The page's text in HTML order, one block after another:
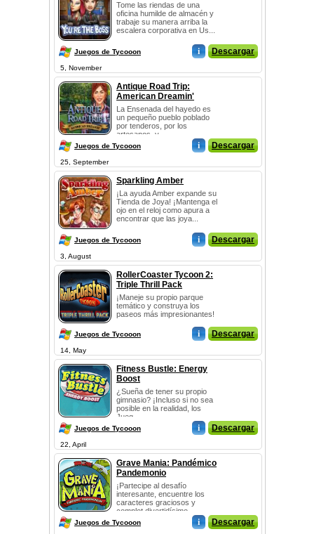
Tome las riendas de una
oficina humilde de almacén y
trabaje su manera arriba la
escalera corporativa en Us...
Juegos de Tycooon i Descargar
5, November
Antique Road Trip:
American Dreamin'
La Ensenada del hayedo es
un pequeño pueblo poblado
por tenderos, por los
artesanos, y ...
Juegos de Tycooon i Descargar
25, September
Sparkling Amber
¡La ayuda Amber expande su
Tienda de Joya! ¡Mantenga el
ojo en el reloj como apura a
encontrar que las joya...
Juegos de Tycooon i Descargar
3, August
RollerCoaster Tycoon 2:
Triple Thrill Pack
¡Maneje su propio parque
temático y construya los
paseos más impresionantes!
Juegos de Tycooon i Descargar
14, May
Fitness Bustle: Energy
Boost
¿Sueña de tener su propio
gimnasio? ¡Incluso si no sea
posible en la realidad, los
Jueg...
Juegos de Tycooon i Descargar
22, April
Grave Mania: Pandémico
Pandemonio
¡Partecipe al desafío
interesante, encuentre los
caracteres graciosos y
complot divertidísimo
Juegos de Tycooon i Descargar